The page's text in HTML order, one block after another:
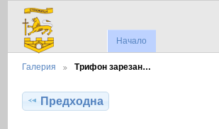
Начало
Галерия Трифон зарезан…
Предходна